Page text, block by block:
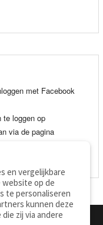
met Facebook
te loggen op
via de pagina
en vergelijkbare
website op de
te personaliseren
kunnen deze
zij via andere